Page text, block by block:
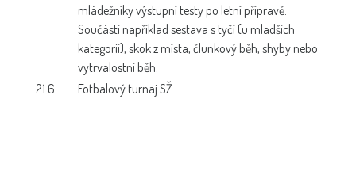
mládežníky výstupní testy po letní přípravě.
Součástí například sestava s tyčí (u mladších
kategorií), skok z místa, člunkový běh, shyby nebo
vytrvalostní běh.
21.6.
Fotbalový turnaj SŽ